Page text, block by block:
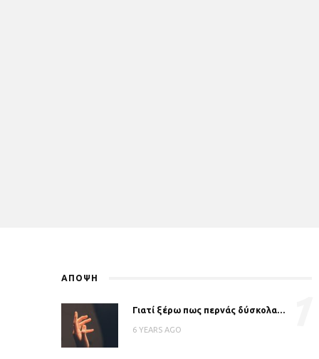
ΑΠΟΨΗ
Γιατί ξέρω πως περνάς δύσκολα…
6 YEARS AGO